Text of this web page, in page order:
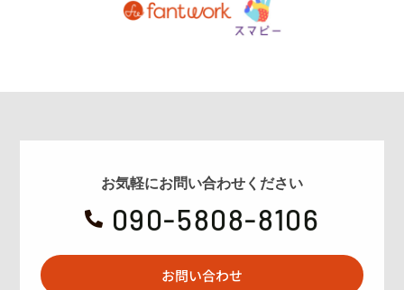
お気軽にお問い合わせください
 090-5808-8106
お問い合わせ